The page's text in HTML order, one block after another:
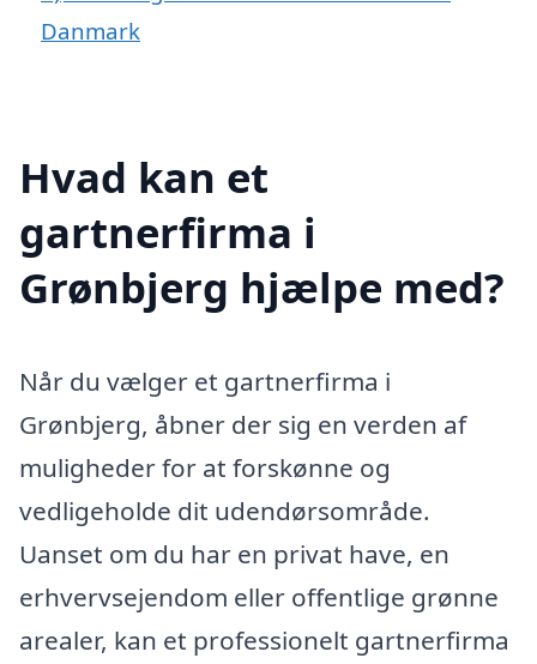
Danmark
Hvad kan et
gartnerfirma i
Grønbjerg hjælpe med?
Når du vælger et gartnerfirma i
Grønbjerg, åbner der sig en verden af
muligheder for at forskønne og
vedligeholde dit udendørsområde.
Uanset om du har en privat have, en
erhvervsejendom eller offentlige grønne
arealer, kan et professionelt gartnerfirma